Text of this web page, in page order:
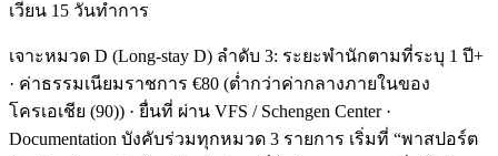
เวียน 15 วันทำการ
เจาะหมวด D (Long-stay D) ลำดับ 3: ระยะพำนักตามที่ระบุ 1 ปี+
· ค่าธรรมเนียมราชการ €80 (ต่ำกว่าค่ากลางภายในของ
โครเอเชีย (90)) · ยื่นที่ ผ่าน VFS / Schengen Center ·
Documentation บังคับร่วมทุกหมวด 3 รายการ เริ่มที่ “พาสปอร์ต